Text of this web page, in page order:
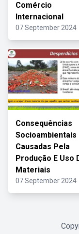
Comércio
Internacional
07 September 2024
Consequências
Socioambientais
Causadas Pela
Produção E Uso
Materiais
07 September 2024